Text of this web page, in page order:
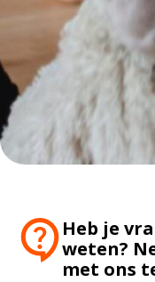
Heb je
weten?
met ons